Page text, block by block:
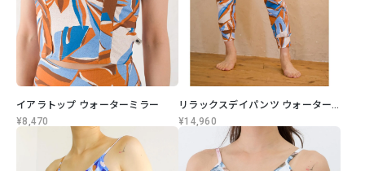
イアラトップ ウォーターミラー
¥8,470
リラックスデイパンツ ウォーターミラー
¥14,960